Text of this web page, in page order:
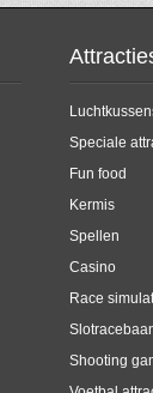
Speciale
Fun food
Kermis
Spellen
Casino
Race
Shooting